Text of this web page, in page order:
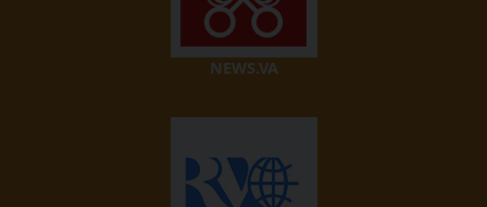
NEWS.VA